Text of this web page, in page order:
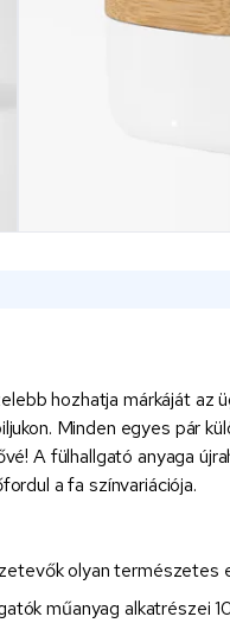
hozhatja márkáját
Minden egyes pár
A fülhallgató anyaga
a fa színvariációja.
olyan természetes
műanyag alkatrészei